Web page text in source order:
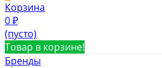
Корзина
0 ₽
(пусто)
Товар в корзине!
Бренды